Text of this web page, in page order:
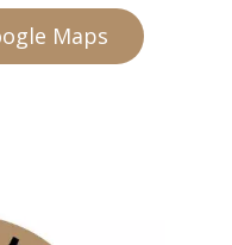
Maps